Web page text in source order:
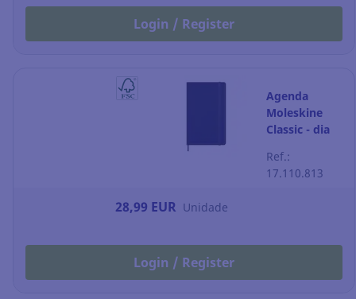
Login / Register
Agenda
Moleskine
Classic - dia
130 x 210 mm
- azul-safira
Ref.:
17.110.813
28,99 EUR Unidade
Login / Register